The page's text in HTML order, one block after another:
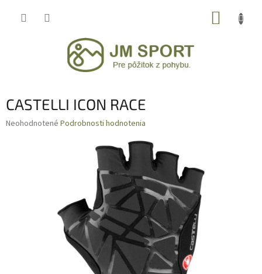
CASTELLI ICON RACE
Priemerné
Neohodnotené Podrobnosti hodnotenia